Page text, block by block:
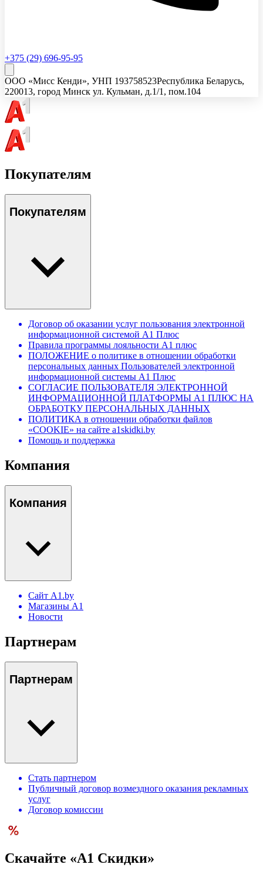
+375 (29) 696-95-95
ООО «Мисс Кенди», УНП 193758523Республика Беларусь,
220013, город Минск ул. Кульман, д.1/1, пом.104
Покупателям
Покупателям
Договор об оказании услуг пользования электронной
информационной системой А1 Плюс
Правила программы лояльности А1 плюс
ПОЛОЖЕНИЕ о политике в отношении обработки
персональных данных Пользователей электронной
информационной системы А1 Плюс
СОГЛАСИЕ ПОЛЬЗОВАТЕЛЯ ЭЛЕКТРОННОЙ
ИНФОРМАЦИОННОЙ ПЛАТФОРМЫ А1 ПЛЮС НА
ОБРАБОТКУ ПЕРСОНАЛЬНЫХ ДАННЫХ
ПОЛИТИКА в отношении обработки файлов
«COOKIE» на сайте a1skidki.by
Помощь и поддержка
Компания
Компания
Сайт A1.by
Магазины А1
Новости
Партнерам
Партнерам
Стать партнером
Публичный договор возмездного оказания рекламных
услуг
Договор комиссии
Скачайте «А1 Скидки»